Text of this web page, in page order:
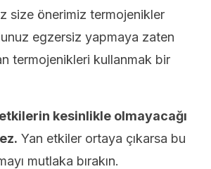
size önerimiz termojenikler
egzersiz yapmaya zaten
termojenikleri kullanmak bir
kesinlikle olmayacağı
Yan etkiler ortaya çıkarsa bu
mutlaka bırakın.